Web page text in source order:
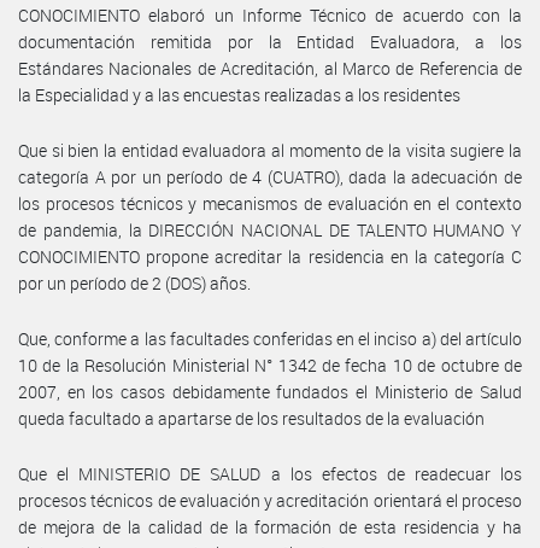
CONOCIMIENTO elaboró un Informe Técnico de acuerdo con la
documentación remitida por la Entidad Evaluadora, a los
Estándares Nacionales de Acreditación, al Marco de Referencia de
la Especialidad y a las encuestas realizadas a los residentes
Que si bien la entidad evaluadora al momento de la visita sugiere la
categoría A por un período de 4 (CUATRO), dada la adecuación de
los procesos técnicos y mecanismos de evaluación en el contexto
de pandemia, la DIRECCIÓN NACIONAL DE TALENTO HUMANO Y
CONOCIMIENTO propone acreditar la residencia en la categoría C
por un período de 2 (DOS) años.
Que, conforme a las facultades conferidas en el inciso a) del artículo
10 de la Resolución Ministerial N° 1342 de fecha 10 de octubre de
2007, en los casos debidamente fundados el Ministerio de Salud
queda facultado a apartarse de los resultados de la evaluación
Que el MINISTERIO DE SALUD a los efectos de readecuar los
procesos técnicos de evaluación y acreditación orientará el proceso
de mejora de la calidad de la formación de esta residencia y ha